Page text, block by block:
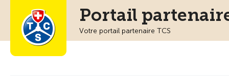
Portail
Votre portail partenaire TCS